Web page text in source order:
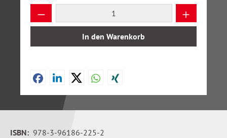
Produkt Anzahl: Gib den gewünschten
In den Warenkorb
ISBN: 978-3-96186-225-2